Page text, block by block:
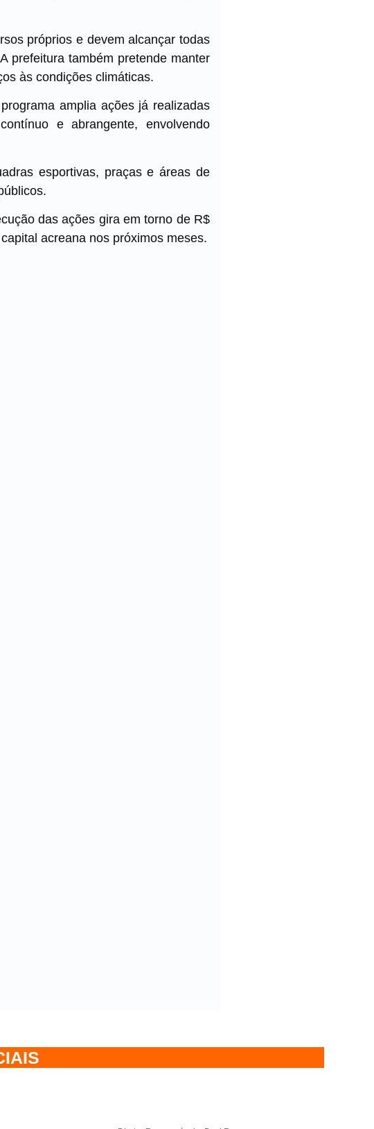
próprios e devem alcançar todas
prefeitura também pretende manter
às condições climáticas.
amplia ações já realizadas
e abrangente, envolvendo
esportivas, praças e áreas de
das ações gira em torno de R$
acreana nos próximos meses.